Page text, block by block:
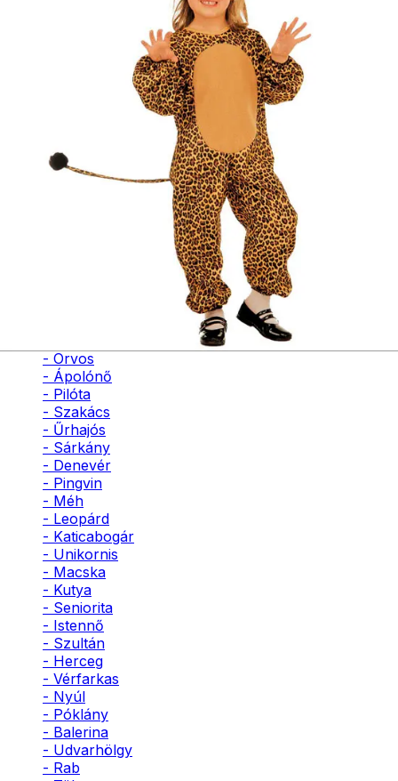
- Robin Hood
- Angyal
- Csontváz
- Orvos
- Ápolónő
- Pilóta
- Szakács
- Űrhajós
- Sárkány
- Denevér
- Pingvin
- Méh
- Leopárd
- Katicabogár
- Unikornis
- Macska
- Kutya
- Seniorita
- Istennő
- Szultán
- Herceg
- Vérfarkas
- Nyúl
- Póklány
- Balerina
- Udvarhölgy
- Rab
karakterek